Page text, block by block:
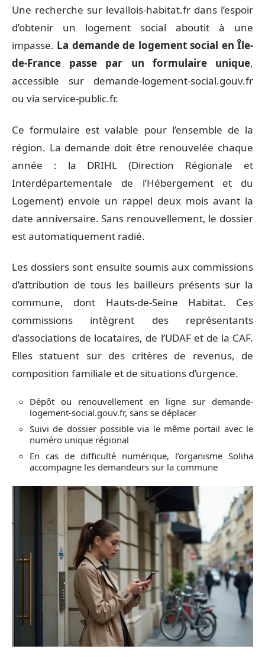
Une recherche sur levallois-habitat.fr dans l’espoir
d’obtenir un logement social aboutit à une
impasse. La demande de logement social en Île-
de-France passe par un formulaire unique,
accessible sur demande-logement-social.gouv.fr
ou via service-public.fr.
Ce formulaire est valable pour l’ensemble de la
région. La demande doit être renouvelée chaque
année : la DRIHL (Direction Régionale et
Interdépartementale de l’Hébergement et du
Logement) envoie un rappel deux mois avant la
date anniversaire. Sans renouvellement, le dossier
est automatiquement radié.
Les dossiers sont ensuite soumis aux commissions
d’attribution de tous les bailleurs présents sur la
commune, dont Hauts-de-Seine Habitat. Ces
commissions intègrent des représentants
d’associations de locataires, de l’UDAF et de la CAF.
Elles statuent sur des critères de revenus, de
composition familiale et de situations d’urgence.
Dépôt ou renouvellement en ligne sur demande-
logement-social.gouv.fr, sans se déplacer
Suivi de dossier possible via le même portail avec le
numéro unique régional
En cas de difficulté numérique, l’organisme Soliha
accompagne les demandeurs sur la commune